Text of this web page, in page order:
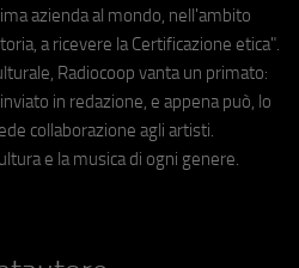
azienda al mondo, nell'ambito
a ricevere la Certificazione etica".
Radiocoop vanta un primato:
in redazione, e appena può, lo
collaborazione agli artisti.
e la musica di ogni genere.